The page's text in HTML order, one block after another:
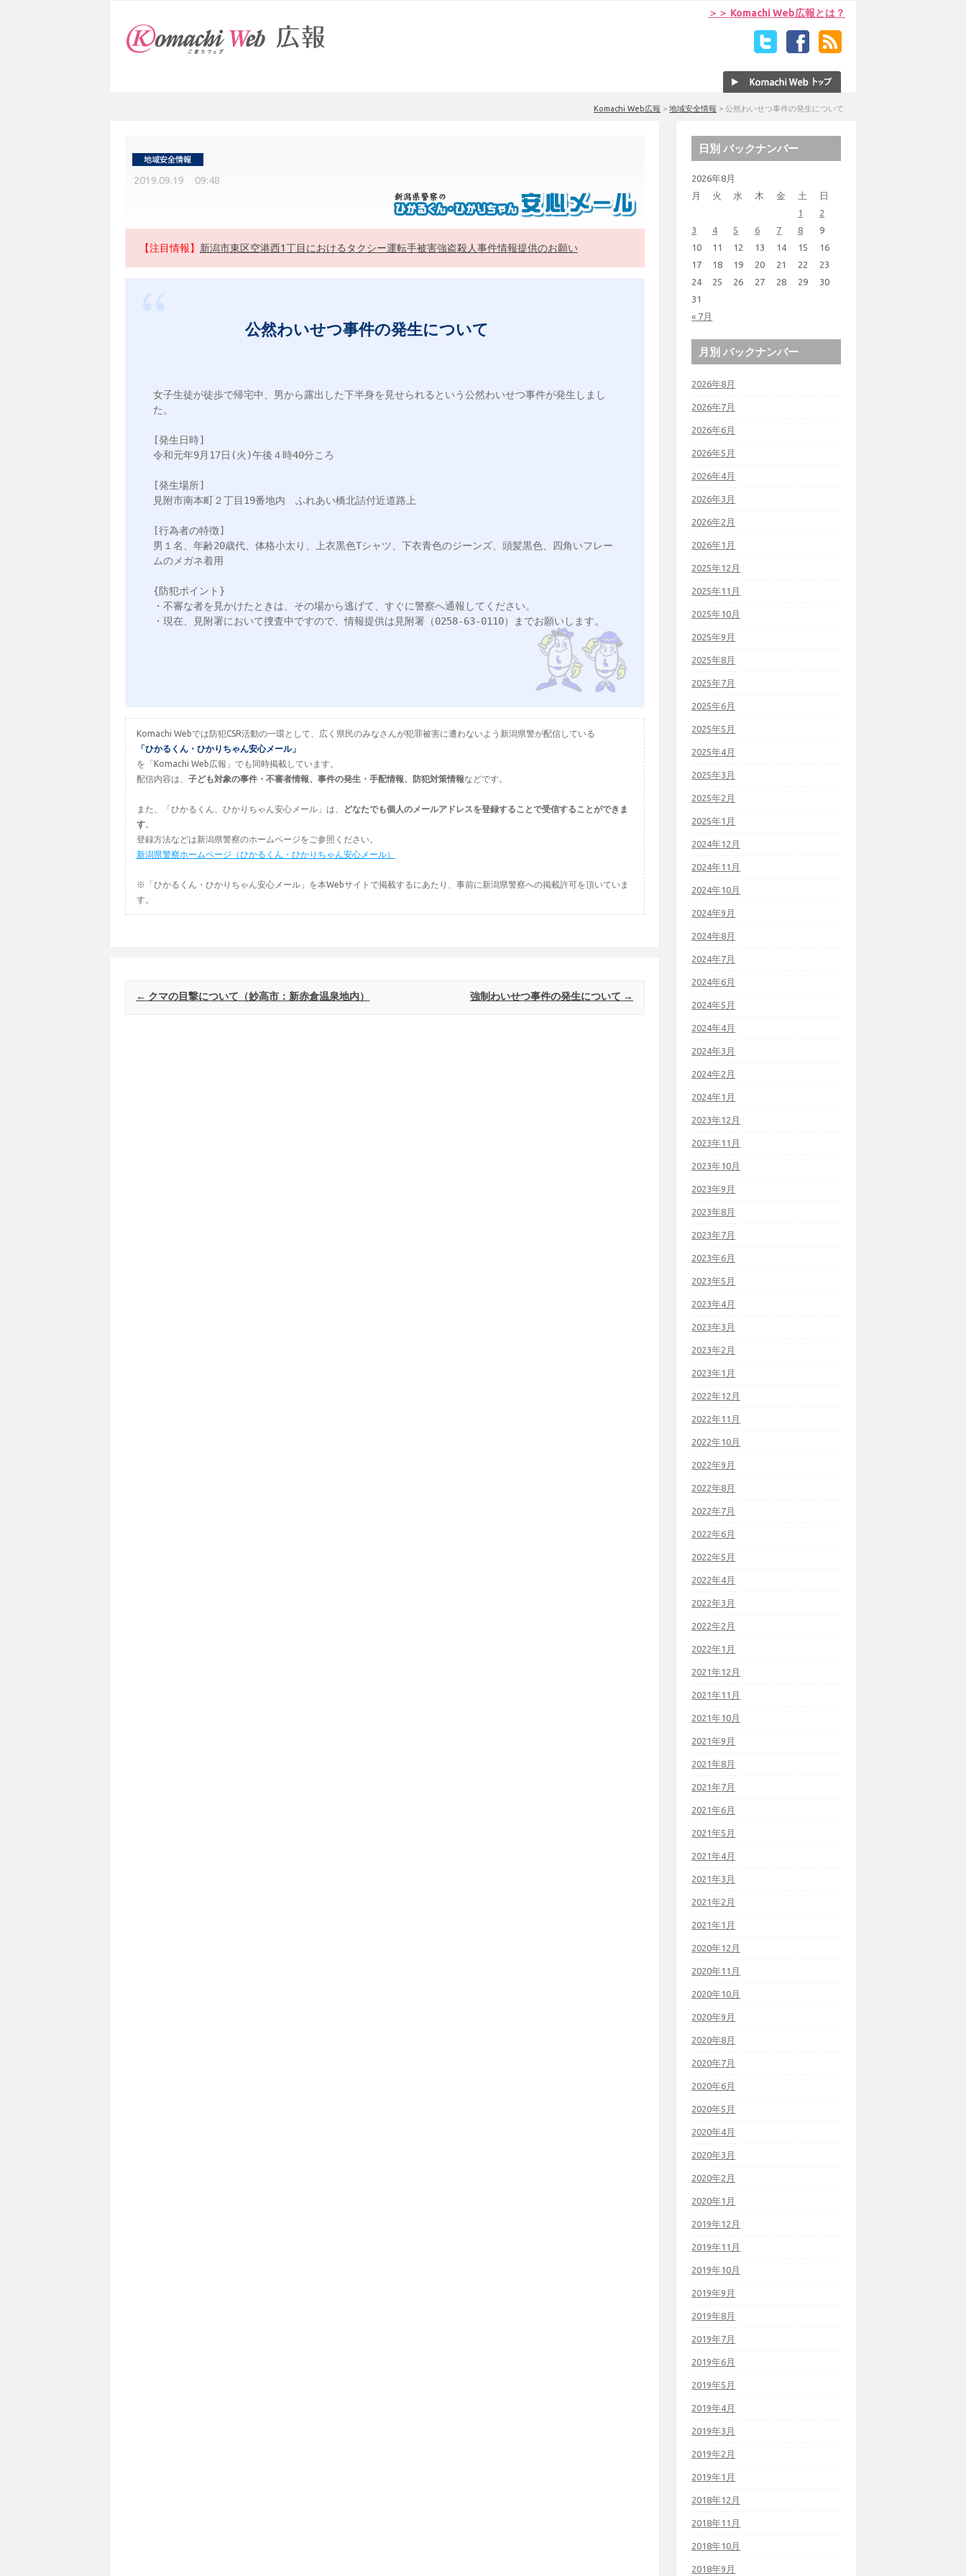
＞＞ Komachi Web広報とは？
Komachi Web広報 > 地域安全情報 > 公然わいせつ事件の発生について
2019.09.19 09:48
【注目情報】 新潟市東区空港西1丁目におけるタクシー運転手被害強盗殺人事件情報提供のお願い
公然わいせつ事件の発生について
女子生徒が徒歩で帰宅中、男から露出した下半身を見せられるという公然わいせつ事件が発生しまし
た。
[発生日時]
令和元年9月17日(火)午後４時40分ころ
[発生場所]
見附市南本町２丁目19番地内　ふれあい橋北詰付近道路上
[行為者の特徴]
男１名、年齢20歳代、体格小太り、上衣黒色Tシャツ、下衣青色のジーンズ、頭髪黒色、四角いフレー
ムのメガネ着用
{防犯ポイント}
・不審な者を見かけたときは、その場から逃げて、すぐに警察へ通報してください。
・現在、見附署において捜査中ですので、情報提供は見附署（0258-63-0110）までお願いします。
Komachi Webでは防犯CSR活動の一環として、広く県民のみなさんが犯罪被害に遭わないよう新潟県警が配信している
「ひかるくん・ひかりちゃん安心メール」
を「Komachi Web広報」でも同時掲載しています。
配信内容は、 子ども対象の事件・不審者情報、事件の発生・手配情報、防犯対策情報などです。
また、「ひかるくん、ひかりちゃん安心メール」は、
どなたでも個人のメールアドレスを登録することで受信することができま
す。
登録方法などは新潟県警察のホームページをご参照ください。
新潟県警察ホームページ（ひかるくん・ひかりちゃん安心メール）
※「ひかるくん・ひかりちゃん安心メール」を本Webサイトで掲載するにあたり、事前に新潟県警察への掲載許可を頂いていま
す。
Post navigation
← クマの目撃について（妙高市：新赤倉温泉地内） 強制わいせつ事件の発生について →
日別 バックナンバー
2026年8月
月
火 水 木 金 土 日
« 7月
1
2
3
4 5 6 7 8
9
10
11 12 13 14 15
16
17
18 19 20 21 22
23
24
25 26 27 28 29
30
31
月別 バックナンバー
2026年8月
2026年7月
2026年6月
2026年5月
2026年4月
2026年3月
2026年2月
2026年1月
2025年12月
2025年11月
2025年10月
2025年9月
2025年8月
2025年7月
2025年6月
2025年5月
2025年4月
2025年3月
2025年2月
2025年1月
2024年12月
2024年11月
2024年10月
2024年9月
2024年8月
2024年7月
2024年6月
2024年5月
2024年4月
2024年3月
2024年2月
2024年1月
2023年12月
2023年11月
2023年10月
2023年9月
2023年8月
2023年7月
2023年6月
2023年5月
2023年4月
2023年3月
2023年2月
2023年1月
2022年12月
2022年11月
2022年10月
2022年9月
2022年8月
2022年7月
2022年6月
2022年5月
2022年4月
2022年3月
2022年2月
2022年1月
2021年12月
2021年11月
2021年10月
2021年9月
2021年8月
2021年7月
2021年6月
2021年5月
2021年4月
2021年3月
2021年2月
2021年1月
2020年12月
2020年11月
2020年10月
2020年9月
2020年8月
2020年7月
2020年6月
2020年5月
2020年4月
2020年3月
2020年2月
2020年1月
2019年12月
2019年11月
2019年10月
2019年9月
2019年8月
2019年7月
2019年6月
2019年5月
2019年4月
2019年3月
2019年2月
2019年1月
2018年12月
2018年11月
2018年10月
2018年9月